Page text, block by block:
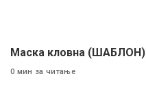
Маска кловна (ШАБЛОН)
0 мин за читање